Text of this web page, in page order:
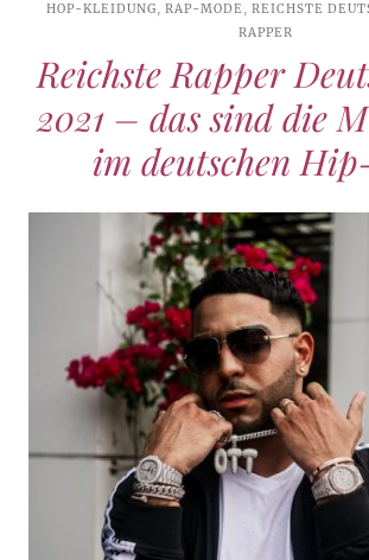
HOP-KLEIDUNG, RAP-MODE, REICHSTE
RAPPER
Reichste Rapper
2021 – das sind die
im deutschen